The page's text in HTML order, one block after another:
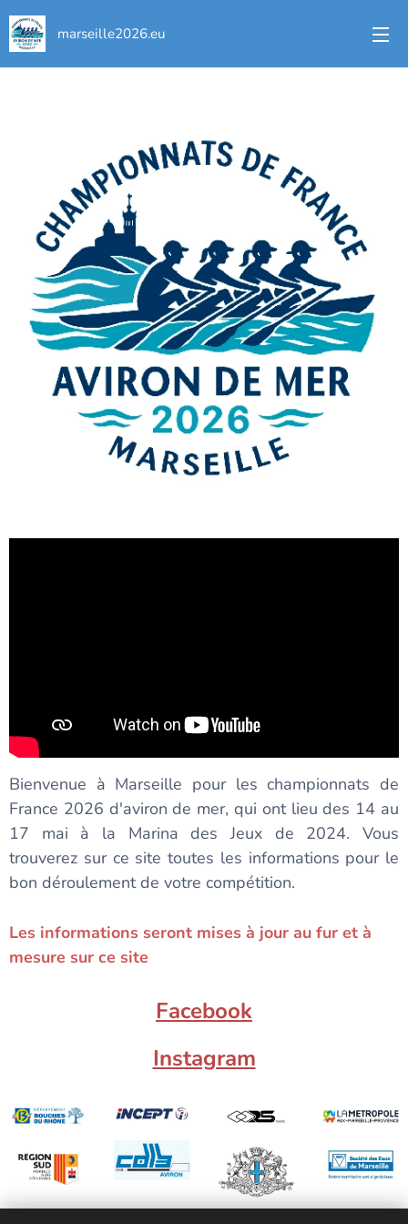
marseille2026.eu
Bienvenue à Marseille pour les championnats de
France 2026 d'aviron de mer, qui ont lieu des 14 au
17 mai à la Marina des Jeux de 2024. Vous
trouverez sur ce site toutes les informations pour le
bon déroulement de votre compétition.
Les informations seront mises à jour au fur et à
mesure sur ce site
Facebook
Instagram